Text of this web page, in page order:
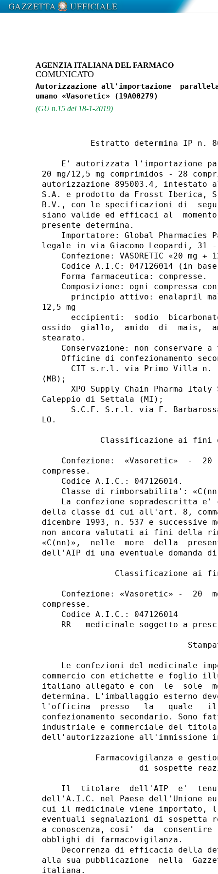
AGENZIA ITALIANA DEL FARMACO
COMUNICATO
Autorizzazione all'importazione
(GU n.15 del 18-1-2019)
Estratto determina IP n.
E' autorizzata l'importazione
20 mg/12,5 mg comprimidos - 28
autorizzazione 895003.4,
S.A. e prodotto da Frosst Iberica,
B.V., con le specificazioni di
siano valide ed efficaci al
presente determina.
Importatore: Global Pharmacies
legale in via Giacomo Leopardi, 31
Confezione: VASORETIC «20 mg +
Codice A.I.C: 047126014 (in
    Forma farmaceutica: compresse.
Composizione: ogni compressa
principio attivo: enalapril
12,5 mg
eccipienti:  sodio
ossido  giallo,  amido  di  mais,
stearato.
Conservazione: non conservare
Officine di confezionamento
CIT s.r.l. via Primo Villa n.
(MB);
XPO Supply Chain Pharma Italy
Caleppio di Settala (MI);
S.C.F. S.r.l. via F.
LO.
Classificazione ai
Confezione:  «Vasoretic»  -  20
compresse.
    Codice A.I.C.: 047126014.
Classe di rimborsabilita':
La confezione sopradescritta e'
della classe di cui all'art. 8,
dicembre 1993, n. 537 e
non ancora valutati ai fini della
«C(nn)»,  nelle  more  della
dell'AIP di una eventuale
Classificazione ai
Confezione: «Vasoretic» -  20
compresse.
    Codice A.I.C.: 047126014
RR - medicinale soggetto a
Le confezioni del medicinale
commercio con etichette e foglio
italiano allegato e con  le  sole
determina. L'imballaggio esterno
l'officina  presso   la   quale
confezionamento secondario.
industriale e commerciale del
dell'autorizzazione all'immissione
Farmacovigilanza e
di sospette
Il  titolare  dell'AIP  e'
dell'A.I.C. nel Paese dell'Unione
cui il medicinale viene
eventuali segnalazioni di sospetta
a conoscenza, cosi'  da
obblighi di farmacovigilanza.
Decorrenza di efficacia della
alla sua pubblicazione  nella